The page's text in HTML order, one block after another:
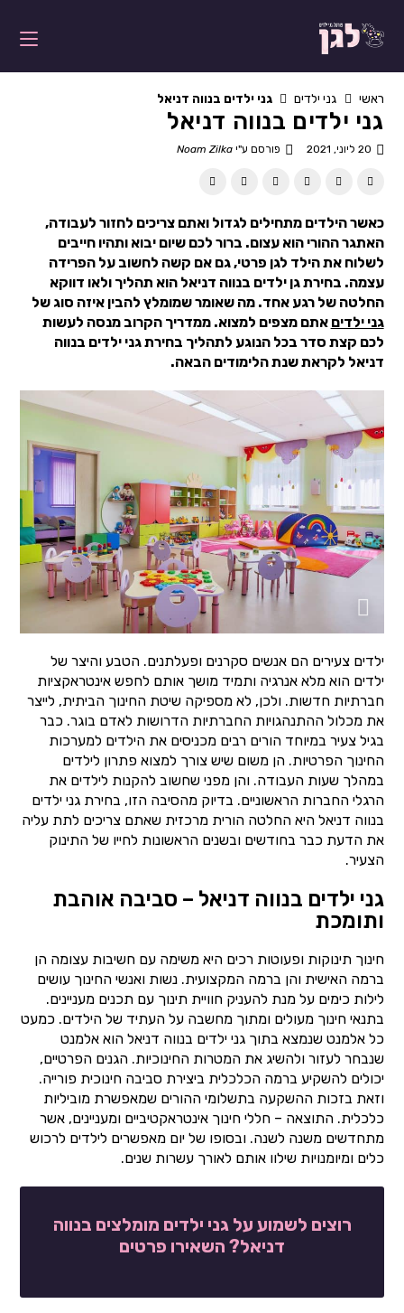
ראשי גני ילדים גני ילדים בנווה דניאל
גני ילדים בנווה דניאל
20 ליוני, 2021 פורסם ע"יNoam Zilka
כאשר הילדים מתחילים לגדול ואתם צריכים לחזור לעבודה,
האתגר ההורי הוא עצום. ברור לכם שיום יבוא ותהיו חייבים
לשלוח את הילד לגן פרטי, גם אם קשה לחשוב על הפרידה
עצמה. בחירת גן ילדים בנווה דניאל הוא תהליך ולאו דווקא
החלטה של רגע אחד. מה שאומר שמומלץ להבין איזה סוג של
גני ילדים אתם מצפים למצוא. ממדריך הקרוב מנסה לעשות
לכם קצת סדר בכל הנוגע לתהליך בחירת גני ילדים בנווה
דניאל לקראת שנת הלימודים הבאה.
ילדים צעירים הם אנשים סקרנים ופעלתנים. הטבע והיצר של
ילדים הוא מלא אנרגיה ותמיד מושך אותם לחפש אינטראקציות
חברתיות חדשות. ולכן, לא מספיקה שיטת החינוך הביתית, לייצר
את מכלול ההתנהגויות החברתיות הדרושות לאדם בוגר. כבר
בגיל צעיר במיוחד הורים רבים מכניסים את הילדים למערכות
החינוך הפרטיות. הן משום שיש צורך למצוא פתרון לילדים
במהלך שעות העבודה. והן מפני שחשוב להקנות לילדים את
הרגלי החברות הראשוניים. בדיוק מהסיבה הזו, בחירת גני ילדים
בנווה דניאל היא החלטה הורית מרכזית שאתם צריכים לתת עליה
את הדעת כבר בחודשים ובשנים הראשונות לחייו של התינוק
הצעיר.
גני ילדים בנווה דניאל – סביבה אוהבת
ותומכת
חינוך תינוקות ופעוטות רכים היא משימה עם חשיבות עצומה הן
ברמה האישית והן ברמה המקצועית. נשות ואנשי החינוך עושים
לילות כימים על מנת להעניק חוויית תינוך עם תכנים מעניינים.
בתנאי חינוך מעולים ומתוך מחשבה על העתיד של הילדים. כמעט
כל אלמנט שנמצא בתוך גני ילדים בנווה דניאל הוא אלמנט
שנבחר לעזור ולהשיג את המטרות החינוכיות. הגנים הפרטיים,
יכולים להשקיע ברמה הכלכלית ביצירת סביבה חינוכית פורייה.
וזאת בזכות ההשקעה בתשלומי ההורים שמאפשרת מוביליות
כלכלית. התוצאה – חללי חינוך אינטראקטיביים ומעניינים, אשר
מתחדשים משנה לשנה. ובסופו של יום מאפשרים לילדים לרכוש
כלים ומיומנויות שילוו אותם לאורך עשרות שנים.
רוצים לשמוע על גני ילדים מומלצים בנווה
דניאל? השאירו פרטים